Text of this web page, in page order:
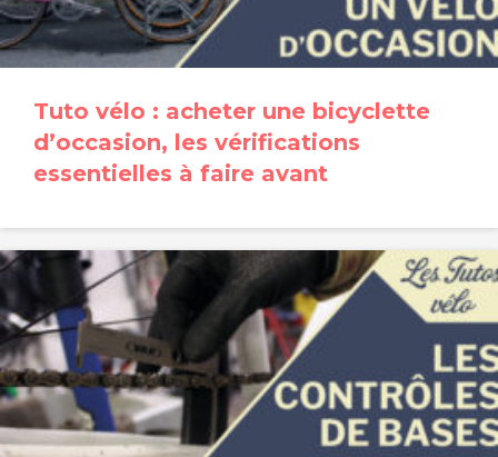
Tuto vélo : acheter une bicyclette
d’occasion, les vérifications
essentielles à faire avant